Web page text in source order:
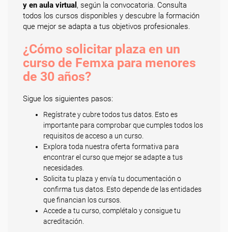
y en aula virtual , según la convocatoria. Consulta
todos los cursos disponibles y descubre la formación
que mejor se adapta a tus objetivos profesionales.
¿Cómo solicitar plaza en un
curso de Femxa para menores
de 30 años?
Sigue los siguientes pasos:
Regístrate y cubre todos tus datos. Esto es
importante para comprobar que cumples todos los
requisitos de acceso a un curso.
Explora toda nuestra oferta formativa para
encontrar el curso que mejor se adapte a tus
necesidades.
Solicita tu plaza y envía tu documentación o
confirma tus datos. Esto depende de las entidades
que financian los cursos.
Accede a tu curso, complétalo y consigue tu
acreditación.